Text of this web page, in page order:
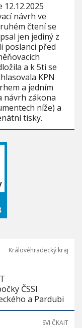
návrh ve
čtení se
jen jediný z
poslanci před
a k 5ti se
KPN
a jedním
návrh zákona
níže) a
tisky.
Královéhradecký kraj
ČSSI
a Pardubi
SVI ČKAIT